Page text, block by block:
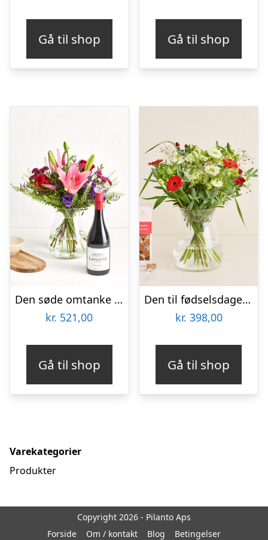
Gå til shop Gå til shop
Den søde omtanke med Zinfandel
kr. 521,00
Gå til shop
Den til fødselsdagen med tillykkekarameller
kr. 398,00
Gå til shop
Varekategorier
Produkter
Copyright 2026 - Pilanto Aps
Forside
Om / kontakt Blog Betingelser